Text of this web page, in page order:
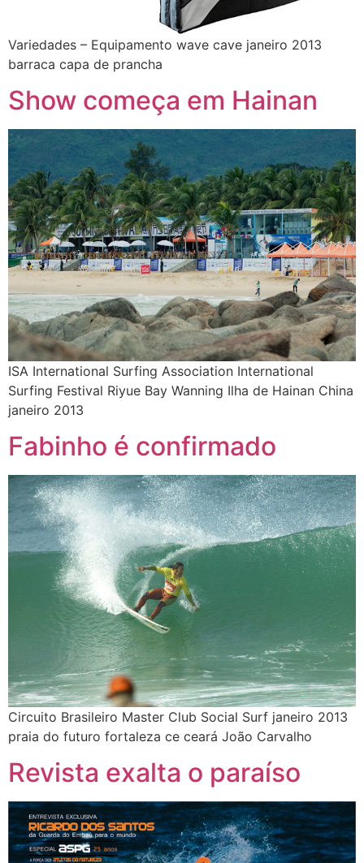
Variedades – Equipamento wave cave janeiro 2013
barraca capa de prancha
Show começa em Hainan
ISA International Surfing Association International
Surfing Festival Riyue Bay Wanning Ilha de Hainan China
janeiro 2013
Fabinho é confirmado
Circuito Brasileiro Master Club Social Surf janeiro 2013
praia do futuro fortaleza ce ceará João Carvalho
Revista exalta o paraíso